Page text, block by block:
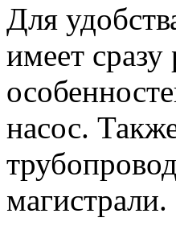
Для
имеет
насос.